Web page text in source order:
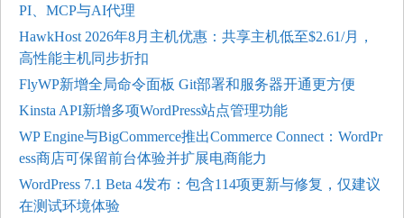
PI、MCP与AI代理
HawkHost 2026年8月主机优惠：共享主机低至$2.61/月，
高性能主机同步折扣
FlyWP新增全局命令面板 Git部署和服务器开通更方便
Kinsta API新增多项WordPress站点管理功能
WP Engine与BigCommerce推出Commerce Connect：WordPr
ess商店可保留前台体验并扩展电商能力
WordPress 7.1 Beta 4发布：包含114项更新与修复，仅建议
在测试环境体验